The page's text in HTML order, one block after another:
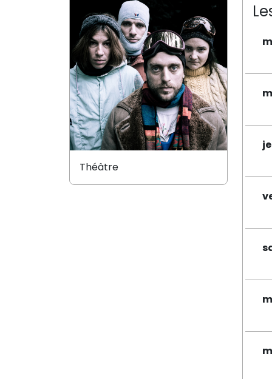
Théâtre